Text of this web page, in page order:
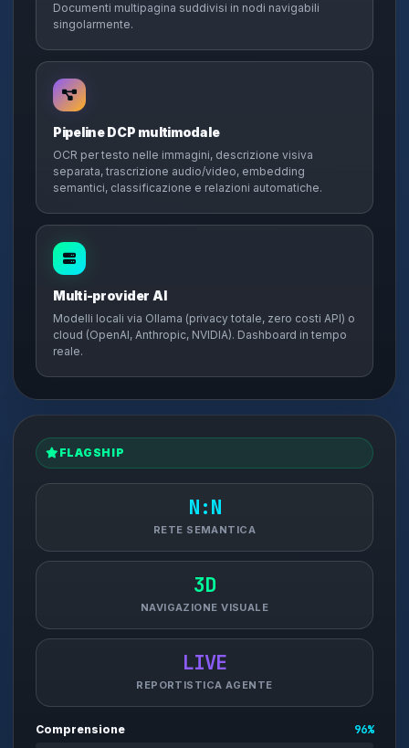
Documenti multipagina suddivisi in nodi navigabili
singolarmente.
Pipeline DCP multimodale
OCR per testo nelle immagini, descrizione visiva
separata, trascrizione audio/video, embedding
semantici, classificazione e relazioni automatiche.
Multi-provider AI
Modelli locali via Ollama (privacy totale, zero costi API) o
cloud (OpenAI, Anthropic, NVIDIA). Dashboard in tempo
reale.
FLAGSHIP
N:N
RETE SEMANTICA
3D
NAVIGAZIONE VISUALE
LIVE
REPORTISTICA AGENTE
Comprensione 96%